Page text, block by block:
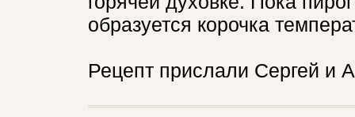
образуется корочка
Рецепт прислали Сергей и